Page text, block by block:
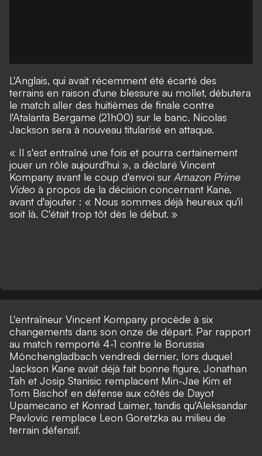
L'Anglais, qui avait récemment été écarté des
terrains en raison d'une blessure au mollet, débutera
le match aller des huitièmes de finale contre
l'Atalanta Bergame (21h00) sur le banc. Nicolas
Jackson sera à nouveau titularisé en attaque.
« Il s'est entraîné une fois et pourra certainement
jouer un rôle aujourd'hui », a déclaré Vincent
Kompany avant le coup d'envoi sur Amazon Prime
Video à propos de la décision concernant Kane,
avant d'ajouter : « Nous sommes déjà heureux qu'il
soit là. C'était trop tôt dès le début. »
L'entraîneur Vincent Kompany procède à six
changements dans son onze de départ. Par rapport
au match remporté 4-1 contre le Borussia
Mönchengladbach vendredi dernier, lors duquel
Jackson Kane avait déjà fait bonne figure, Jonathan
Tah et Josip Stanisic remplacent Min-Jae Kim et
Tom Bischof en défense aux côtés de Dayot
Upamecano et Konrad Laimer, tandis qu'Aleksandar
Pavlovic remplace Leon Goretzka au milieu de
terrain défensif.